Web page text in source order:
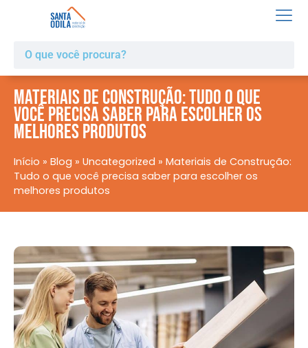
Materiais de Construção: Tudo o que
você precisa saber para escolher os
melhores produtos
Início » Blog » Uncategorized » Materiais de Construção:
Tudo o que você precisa saber para escolher os
melhores produtos